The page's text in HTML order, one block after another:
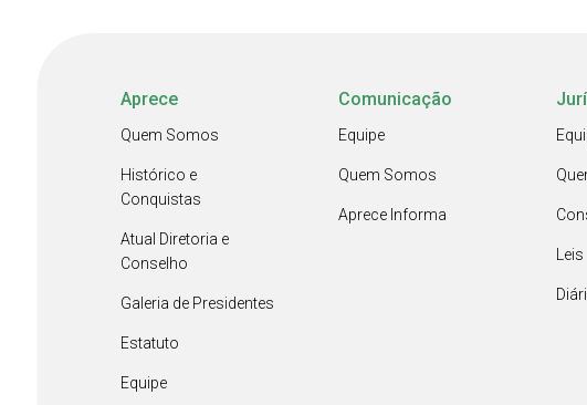
Aprece
Quem Somos
Histórico e
Conquistas
Atual Diretoria e
Conselho
Galeria de Presidentes
Estatuto
Equipe
Comunicação
Equipe
Quem Somos
Aprece Informa
Leis